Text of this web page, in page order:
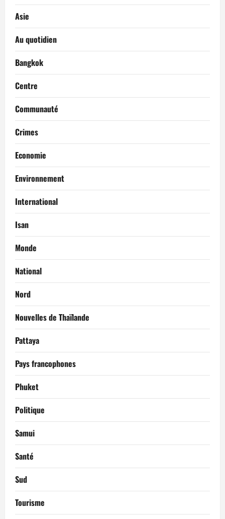
Asie
Au quotidien
Bangkok
Centre
Communauté
Crimes
Economie
Environnement
International
Isan
Monde
National
Nord
Nouvelles de Thaïlande
Pattaya
Pays francophones
Phuket
Politique
Samui
Santé
Sud
Tourisme